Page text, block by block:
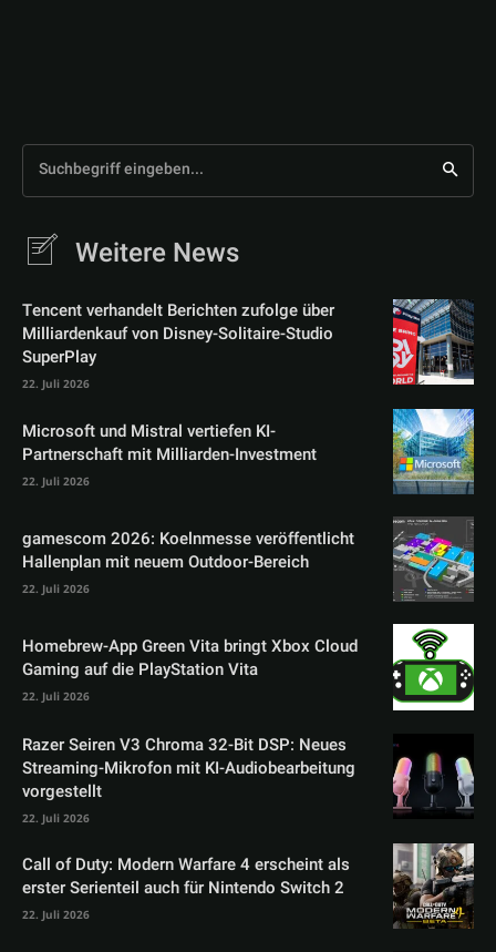
Suchbegriff eingeben...
Weitere News
Tencent verhandelt Berichten zufolge über
Milliardenkauf von Disney-Solitaire-Studio
SuperPlay
22. Juli 2026
Microsoft und Mistral vertiefen KI-
Partnerschaft mit Milliarden-Investment
22. Juli 2026
gamescom 2026: Koelnmesse veröffentlicht
Hallenplan mit neuem Outdoor-Bereich
22. Juli 2026
Homebrew-App Green Vita bringt Xbox Cloud
Gaming auf die PlayStation Vita
22. Juli 2026
Razer Seiren V3 Chroma 32-Bit DSP: Neues
Streaming-Mikrofon mit KI-Audiobearbeitung
vorgestellt
22. Juli 2026
Call of Duty: Modern Warfare 4 erscheint als
erster Serienteil auch für Nintendo Switch 2
22. Juli 2026